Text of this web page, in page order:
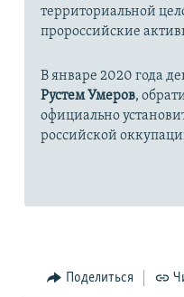
территориальной
пророссийские
В январе 2020 года
Рустем Умеров,
официально
российской
Поделиться